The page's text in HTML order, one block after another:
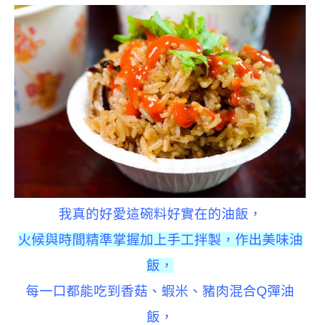
我真的好愛這碗料好實在的油飯，
火候與時間精準掌握加上手工拌製，作出美味油
飯，
每一口都能吃到香菇、蝦米、豬肉混合Q彈油
飯，